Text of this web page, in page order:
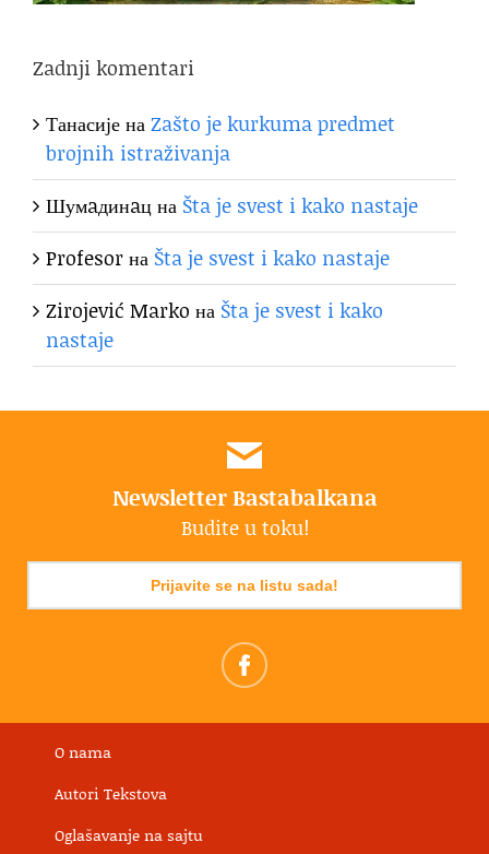
Zadnji komentari
ТанасијенаZašto je kurkuma predmet
brojnih istraživanja
Шумaдинaцна Šta je svest i kako nastaje
Profesorна Šta je svest i kako nastaje
Zirojević Marko на Šta je svest i kako
nastaje
Newsletter Bastabalkana
Budite u toku!
Prijavite se na listu sada!
O nama
Autori Tekstova
Oglašavanje na sajtu